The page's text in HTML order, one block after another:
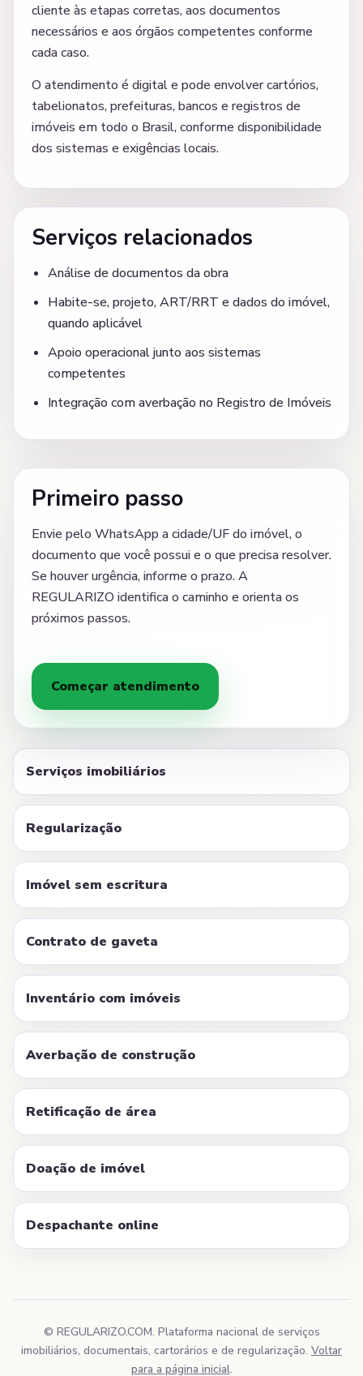
cliente às etapas corretas, aos documentos
necessários e aos órgãos competentes conforme
cada caso.
O atendimento é digital e pode envolver cartórios,
tabelionatos, prefeituras, bancos e registros de
imóveis em todo o Brasil, conforme disponibilidade
dos sistemas e exigências locais.
Serviços relacionados
Análise de documentos da obra
Habite-se, projeto, ART/RRT e dados do imóvel,
quando aplicável
Apoio operacional junto aos sistemas
competentes
Integração com averbação no Registro de Imóveis
Primeiro passo
Envie pelo WhatsApp a cidade/UF do imóvel, o
documento que você possui e o que precisa resolver.
Se houver urgência, informe o prazo. A
REGULARIZO identifica o caminho e orienta os
próximos passos.
Começar atendimento
Serviços imobiliários
Regularização
Imóvel sem escritura
Contrato de gaveta
Inventário com imóveis
Averbação de construção
Retificação de área
Doação de imóvel
Despachante online
© REGULARIZO.COM. Plataforma nacional de serviços
imobiliários, documentais, cartorários e de regularização. Voltar
para a página inicial.